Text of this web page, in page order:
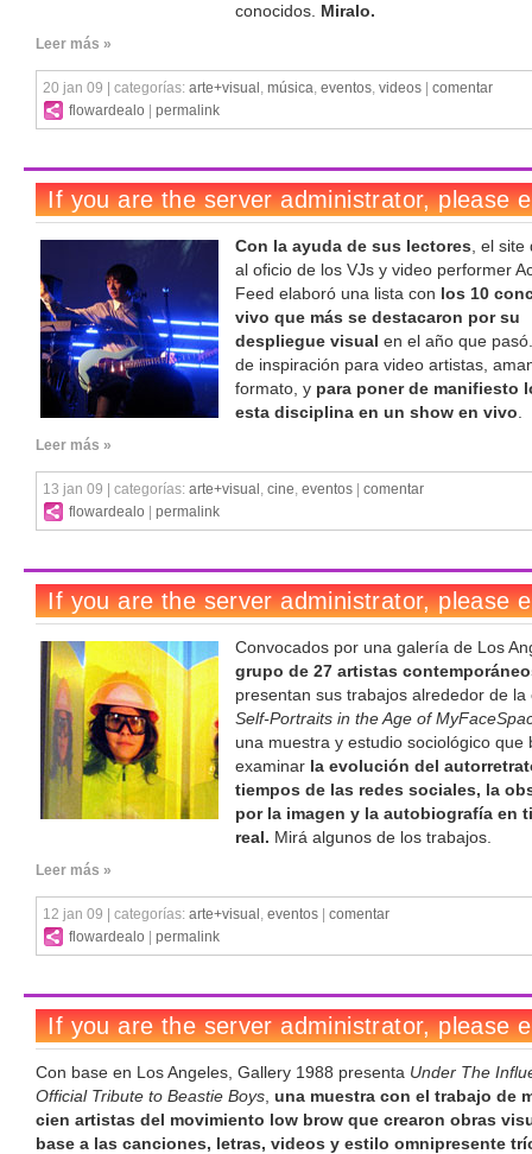
conocidos. Miralo.
Leer más »
20 jan 09 | categorías: arte+visual , música, eventos, videos
comentar
flowardealo
permalink
Con la ayuda de sus lectores, el site
al oficio de los VJs y video performer
Feed elaboró una lista con los 10
vivo que más se destacaron por su
despliegue visual en el año que
de inspiración para video artistas,
formato, y para poner de manifiesto
esta disciplina en un show en vivo.
Leer más »
13 jan 09 | categorías: arte+visual , cine, eventos
comentar
flowardealo
permalink
Convocados por una galería de Los
grupo de 27 artistas
presentan sus trabajos alrededor de la
Self-Portraits in the Age of
una muestra y estudio sociológico que
examinar la evolución del
tiempos de las redes sociales, la
por la imagen y la autobiografía en
real. Mirá algunos de los trabajos.
Leer más »
12 jan 09 | categorías: arte+visual , eventos
comentar
flowardealo
permalink
Con base en Los Angeles, Gallery 1988 presenta Under The
Official Tribute to Beastie Boys, una muestra con el trabajo de
cien artistas del movimiento low brow que crearon obras
base a las canciones, letras, videos y estilo omnipresente